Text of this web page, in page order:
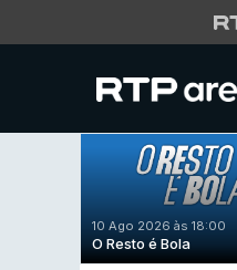
10 Ago 2026 às 18:00
O Resto é Bola